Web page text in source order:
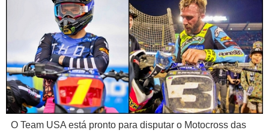
O Team USA está pronto para disputar o Motocross das